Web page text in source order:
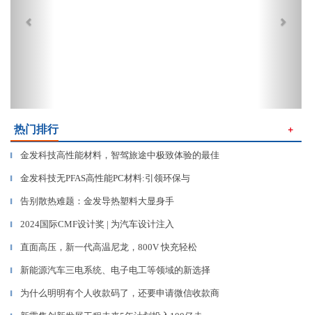
热门排行 ＋
▎ 金发科技高性能材料，智驾旅途中极致体验的最佳
▎ 金发科技无PFAS高性能PC材料:引领环保与
▎ 告别散热难题：金发导热塑料大显身手
▎ 2024国际CMF设计奖 | 为汽车设计注入
▎ 直面高压，新一代高温尼龙，800V 快充轻松
▎ 新能源汽车三电系统、电子电工等领域的新选择
▎ 为什么明明有个人收款码了，还要申请微信收款商